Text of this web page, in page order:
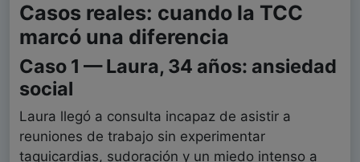
Casos reales: cuando la TCC
marcó una diferencia
Caso 1 — Laura, 34 años: ansiedad
social
Laura llegó a consulta incapaz de asistir a
reuniones de trabajo sin experimentar
taquicardias, sudoración y un miedo intenso a